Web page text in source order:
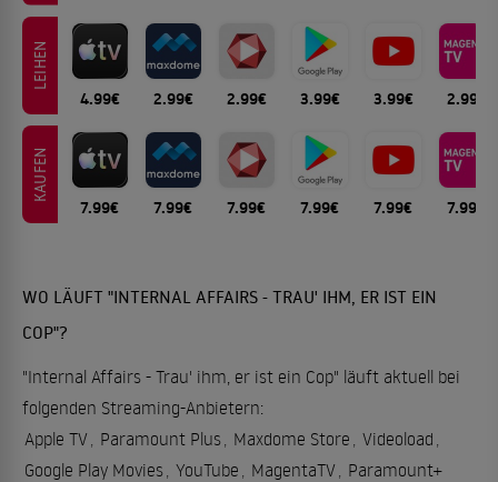
LEIHEN
4.99€ 2.99€ 2.99€ 3.99€ 3.99€ 2.99€
KAUFEN
7.99€ 7.99€ 7.99€ 7.99€ 7.99€ 7.99€
WO LÄUFT "INTERNAL AFFAIRS - TRAU' IHM, ER IST EIN
COP"?
"Internal Affairs - Trau' ihm, er ist ein Cop" läuft aktuell bei
folgenden Streaming-Anbietern:
Apple TV Paramount Plus Maxdome Store Videoload
Google Play Movies YouTube MagentaTV Paramount+